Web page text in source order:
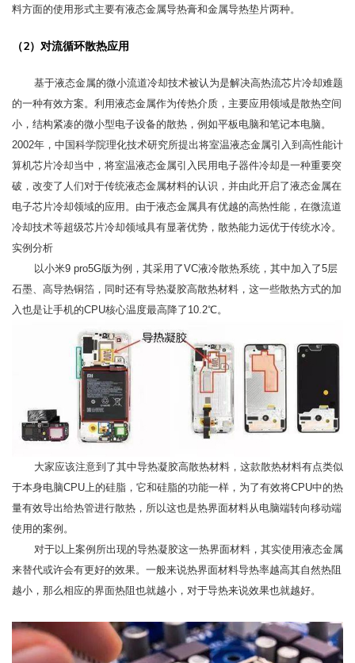
料方面的使用形式主要有液态金属导热膏和金属导热垫片两种。
（2）对流循环散热应用
基于液态金属的微小流道冷却技术被认为是解决高热流芯片冷却难题
的一种有效方案。利用液态金属作为传热介质，主要应用领域是散热空间
小，结构紧凑的微小型电子设备的散热，例如平板电脑和笔记本电脑。
2002年，中国科学院理化技术研究所提出将室温液态金属引入到高性能计
算机芯片冷却当中，将室温液态金属引入民用电子器件冷却是一种重要突
破，改变了人们对于传统液态金属材料的认识，并由此开启了液态金属在
电子芯片冷却领域的应用。由于液态金属具有优越的高热性能，在微流道
冷却技术等超级芯片冷却领域具有显著优势，散热能力远优于传统水冷。
实例分析
以小米9 pro5G版为例，其采用了VC液冷散热系统，其中加入了5层
石墨、高导热铜箔，同时还有导热凝胶高散热材料，这一些散热方式的加
入也是让手机的CPU核心温度最高降了10.2℃。
大家应该注意到了其中导热凝胶高散热材料，这款散热材料有点类似
于本身电脑CPU上的硅脂，它和硅脂的功能一样，为了有效将CPU中的热
量有效导出给热管进行散热，所以这也是热界面材料从电脑端转向移动端
使用的案例。
对于以上案例所出现的导热凝胶这一热界面材料，其实使用液态金属
来替代或许会有更好的效果。一般来说热界面材料导热率越高其自然热阻
越小，那么相应的界面热阻也就越小，对于导热来说效果也就越好。